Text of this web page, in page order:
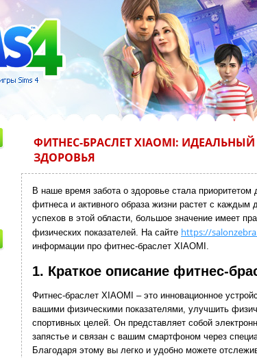
ФИТНЕС-БРАСЛЕТ XIAOMI:
ЗДОРОВЬЯ
В наше время забота о здоровье стала
фитнеса и активного образа жизни растет с
успехов в этой области, большое значение имеет
физических показателей. На сайте https://
информации про фитнес-браслет XIAOMI.
1. Краткое описание фитнес-
Фитнес-браслет XIAOMI – это инновационное
вашими физическими показателями, улучшить
спортивных целей. Он представляет собой
запястье и связан с вашим смартфоном через
Благодаря этому вы легко и удобно можете